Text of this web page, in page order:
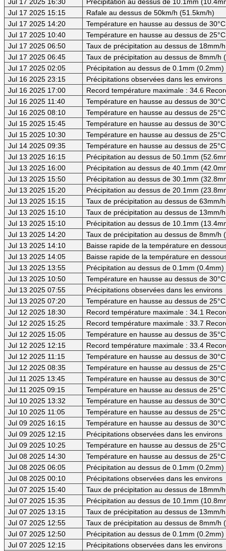
Jul 17 2025 15:15
Rafale au dessus de 50km/h (51.5km/h)
Jul 17 2025 14:20
Température en hausse au dessus de
Jul 17 2025 10:40
Température en hausse au dessus de
Jul 17 2025 06:50
Taux de précipitation au dessus de 18mm/
Jul 17 2025 06:45
Taux de précipitation au dessus de 8mm/h
Jul 17 2025 02:05
Précipitation au dessus de 0.1mm
Jul 16 2025 23:15
Précipitations observées dans les environs
Jul 16 2025 17:00
Record température maximale : 34.6
Jul 16 2025 11:40
Température en hausse au dessus de
Jul 16 2025 08:10
Température en hausse au dessus de
Jul 15 2025 15:45
Température en hausse au dessus de
Jul 15 2025 10:30
Température en hausse au dessus de
Jul 14 2025 09:35
Température en hausse au dessus de
Jul 13 2025 16:15
Précipitation au dessus de 50.1mm
Jul 13 2025 16:00
Précipitation au dessus de 40.1mm
Jul 13 2025 15:50
Précipitation au dessus de 30.1mm
Jul 13 2025 15:20
Précipitation au dessus de 20.1mm
Jul 13 2025 15:15
Taux de précipitation au dessus de 63mm/
Jul 13 2025 15:10
Taux de précipitation au dessus de 13mm/
Jul 13 2025 15:10
Précipitation au dessus de 10.1mm
Jul 13 2025 14:20
Taux de précipitation au dessus de 8mm/h
Jul 13 2025 14:10
Baisse rapide de la température en
Jul 13 2025 14:05
Baisse rapide de la température en
Jul 13 2025 13:55
Précipitation au dessus de 0.1mm
Jul 13 2025 10:50
Température en hausse au dessus de
Jul 13 2025 07:55
Précipitations observées dans les environs
Jul 13 2025 07:20
Température en hausse au dessus de
Jul 12 2025 18:30
Record température maximale : 34.1
Jul 12 2025 15:25
Record température maximale : 33.7
Jul 12 2025 15:05
Température en hausse au dessus de
Jul 12 2025 12:15
Record température maximale : 33.4
Jul 12 2025 11:15
Température en hausse au dessus de
Jul 12 2025 08:35
Température en hausse au dessus de
Jul 11 2025 13:45
Température en hausse au dessus de
Jul 11 2025 09:15
Température en hausse au dessus de
Jul 10 2025 13:32
Température en hausse au dessus de
Jul 10 2025 11:05
Température en hausse au dessus de
Jul 09 2025 16:15
Température en hausse au dessus de
Jul 09 2025 12:15
Précipitations observées dans les environs
Jul 09 2025 10:25
Température en hausse au dessus de
Jul 08 2025 14:30
Température en hausse au dessus de
Jul 08 2025 06:05
Précipitation au dessus de 0.1mm
Jul 08 2025 00:10
Précipitations observées dans les environs
Jul 07 2025 15:40
Taux de précipitation au dessus de 18mm/
Jul 07 2025 15:35
Précipitation au dessus de 10.1mm
Jul 07 2025 13:15
Taux de précipitation au dessus de 13mm/
Jul 07 2025 12:55
Taux de précipitation au dessus de 8mm/h
Jul 07 2025 12:50
Précipitation au dessus de 0.1mm
Jul 07 2025 12:15
Précipitations observées dans les environs